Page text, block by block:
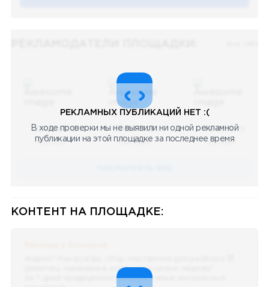
08.05.2023
Научный
08.05.2023
Научный
08.05.2023
Научный
РЕКЛАМНЫХ ПУБЛИКАЦИЙ НЕТ :(
В ходе проверки мы не выявили ни одной рекламной
публикации на этой площадке за последнее время
КОНТЕНТ НА ПЛОЩАДКЕ:
Делитесь скринами в комментах целую неделю!
За 7 дней традиционно выберу самые интересные